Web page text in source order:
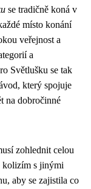
se tradičně koná v
místo konání
veřejnost a
a
Světlušku se tak
který spojuje
na dobročinné
zohlednit celou
kolizím s jinými
aby se zajistila co